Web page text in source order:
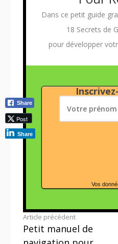
Dans ce petit guide
18 Secrets de
pour développer
Vos
Lire
la
Article précédent
Petit manuel de
Share
Post
Share